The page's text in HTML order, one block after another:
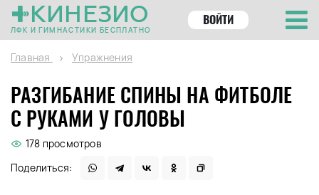
КИНЕЗИО
ЛФК И ГИМНАСТИКИ БЕСПЛАТНО
ВОЙТИ
Главная Упражнения
РАЗГИБАНИЕ СПИНЫ НА ФИТБОЛЕ
С РУКАМИ У ГОЛОВЫ
178 просмотров
Поделиться: